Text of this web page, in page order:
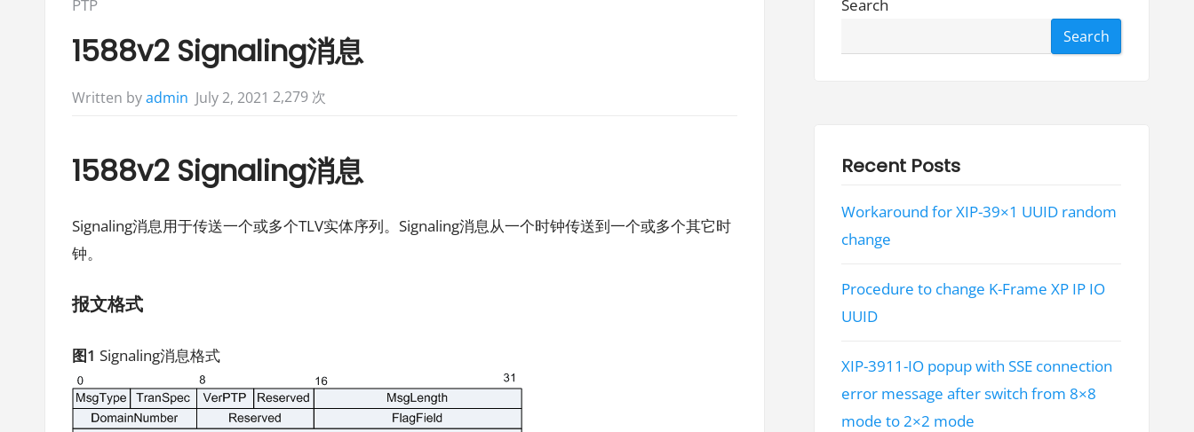
PTP
1588v2 Signaling消息
Written byadmin July 2, 2021 2,279 次
1588v2 Signaling消息
Signaling消息用于传送一个或多个TLV实体序列。Signaling消息从一个时钟传送到一个或多个其它时
钟。
报文格式
图1 Signaling消息格式
Search
Search
Recent Posts
Workaround for XIP-39×1 UUID random
change
Procedure to change K-Frame XP IP IO
UUID
XIP-3911-IO popup with SSE connection
error message after switch from 8×8
mode to 2×2 mode